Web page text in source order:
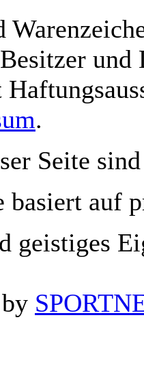
und
.
Seite
basiert auf
geistiges